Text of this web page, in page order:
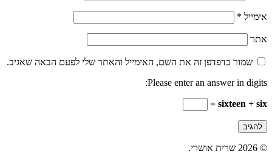
אימייל *
אתר
שמור בדפדפן זה את השם, האימייל והאתר שלי לפעם הבאה שאגיב.
Please enter an answer in digits:
sixteen + six =
© 2026 שרית אושרי.